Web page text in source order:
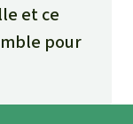
et ce
pour